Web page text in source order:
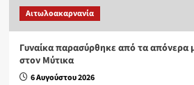
Αιτωλοακαρνανία
Γυναίκα παρασύρθηκε από τα απόνερα
στον Μύτικα
6 Αυγούστου 2026